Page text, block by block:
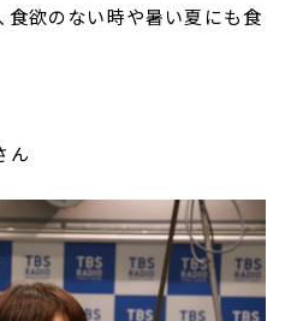
食欲のない時や暑い夏にも食
ん